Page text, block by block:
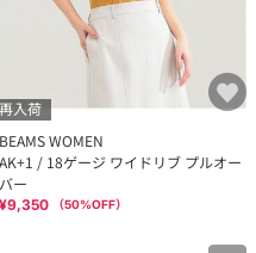
再入荷
BEAMS WOMEN
AK+1 / 18ゲージ ワイドリブ プルオー
バー
¥9,350 （50%OFF）